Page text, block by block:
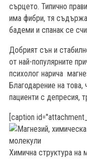
сърцето. Типично
има фибри, тя
бадеми и спанак се
Добрият сън и
от най-популярните
психолог нарича
Благодарение на
пациенти с депресия,
[caption
Химична структура на